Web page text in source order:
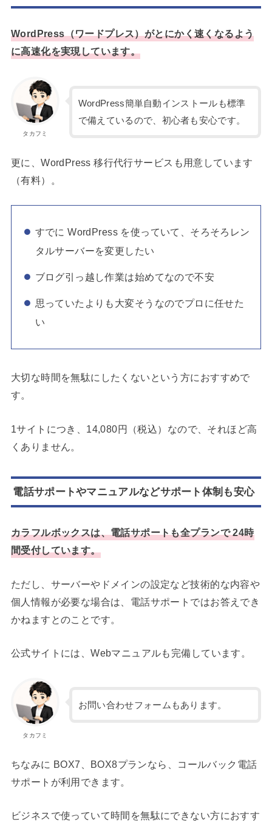
WordPress（ワードプレス）がとにかく速くなるよう
に高速化を実現しています。
タカフミ
WordPress簡単自動インストールも標準
で備えているので、初心者も安心です。
更に、WordPress 移行代行サービスも用意しています
（有料）。
すでに WordPress を使っていて、そろそろレン
タルサーバーを変更したい
ブログ引っ越し作業は始めてなので不安
思っていたよりも大変そうなのでプロに任せた
い
大切な時間を無駄にしたくないという方におすすめで
す。
1サイトにつき、14,080円（税込）なので、それほど高
くありません。
電話サポートやマニュアルなどサポート体制も安心
カラフルボックスは、電話サポートも全プランで 24時
間受付しています。
ただし、サーバーやドメインの設定など技術的な内容や
個人情報が必要な場合は、電話サポートではお答えでき
かねますとのことです。
公式サイトには、Webマニュアルも完備しています。
タカフミ
お問い合わせフォームもあります。
ちなみに BOX7、BOX8プランなら、コールバック電話
サポートが利用できます。
ビジネスで使っていて時間を無駄にできない方におすす